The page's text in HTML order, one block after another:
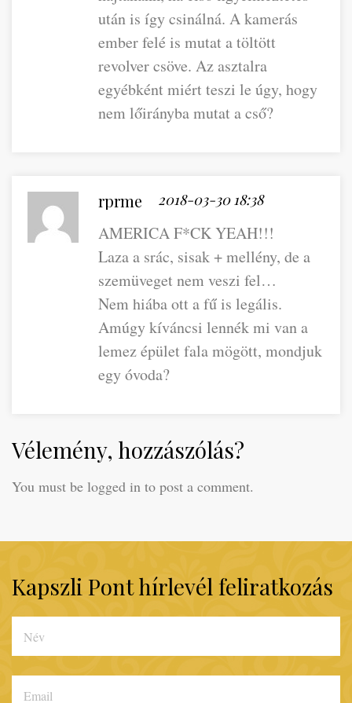
után is így csinálná. A kamerás
ember felé is mutat a töltött
revolver csöve. Az asztalra
egyébként miért teszi le úgy, hogy
nem lőirányba mutat a cső?
rprme 2018-03-30 18:38
AMERICA F*CK YEAH!!!
Laza a srác, sisak + mellény, de a
szemüveget nem veszi fel…
Nem hiába ott a fű is legális.
Amúgy kíváncsi lennék mi van a
lemez épület fala mögött, mondjuk
egy óvoda?
Vélemény, hozzászólás?
You must be logged in to post a comment.
Kapszli Pont hírlevél feliratkozás